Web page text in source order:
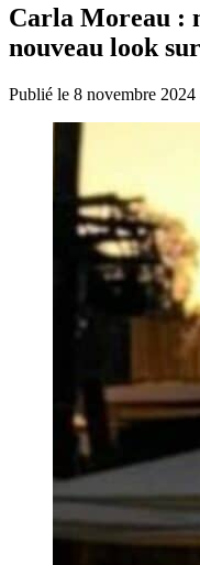
Carla Moreau :
nouveau look
Publié le 8 novembre 2024